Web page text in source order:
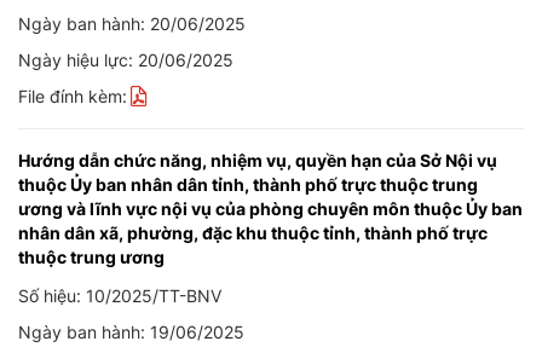
Ngày ban hành: 20/06/2025
Ngày hiệu lực: 20/06/2025
File đính kèm:
Hướng dẫn chức năng, nhiệm vụ, quyền hạn của Sở Nội vụ
thuộc Ủy ban nhân dân tỉnh, thành phố trực thuộc trung
ương và lĩnh vực nội vụ của phòng chuyên môn thuộc Ủy ban
nhân dân xã, phường, đặc khu thuộc tỉnh, thành phố trực
thuộc trung ương
Số hiệu: 10/2025/TT-BNV
Ngày ban hành: 19/06/2025